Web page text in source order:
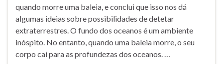
quando morre uma baleia, e conclui que isso nos dá
algumas ideias sobre possibilidades de detetar
extraterrestres. O fundo dos oceanos é um ambiente
inóspito. No entanto, quando uma baleia morre, o seu
corpo cai para as profundezas dos oceanos. …